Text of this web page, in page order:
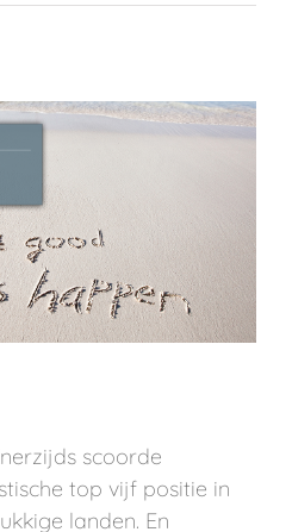
scoorde
top vijf positie in
landen. En